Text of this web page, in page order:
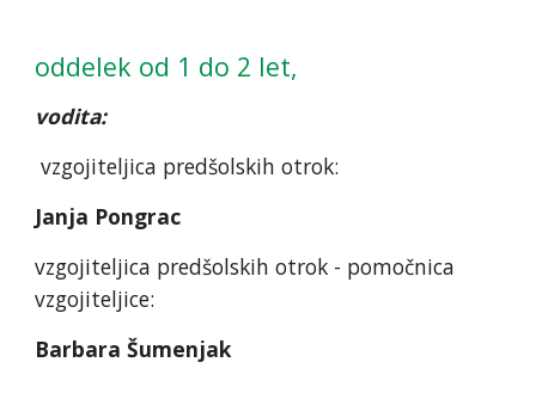
oddelek od 1 do 2 let,
vodita:
vzgojiteljica predšolskih otrok:
Janja Pongrac
vzgojiteljica predšolskih otrok - pomočnica
vzgojiteljice:
Barbara Šumenjak